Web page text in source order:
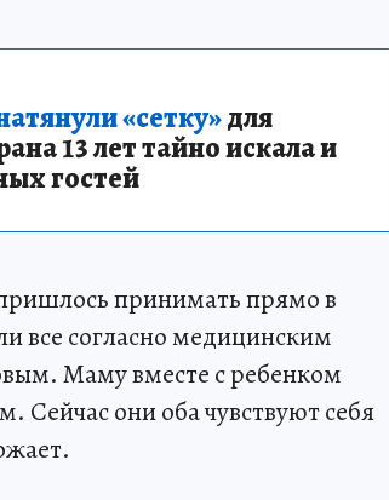
«сетку»для
13 лет тайно искала и
гостей
принимать прямо в
согласно медицинским
Маму вместе с ребенком
Сейчас они оба чувствуют себя